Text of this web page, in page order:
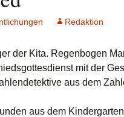
Rundgang
Redaktion
der Kita. Regenbogen
mit der
aus dem
aus dem